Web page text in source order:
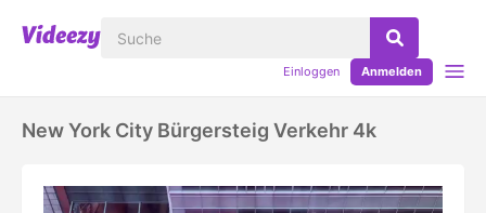
Einloggen Anmelden
New York City Bürgersteig Verkehr 4k